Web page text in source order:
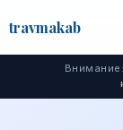
travmakab